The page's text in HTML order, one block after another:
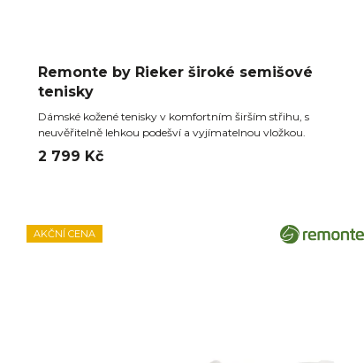
Remonte by Rieker široké semišové
tenisky
Dámské kožené tenisky v komfortním širším střihu, s
neuvěřitelně lehkou podešví a vyjímatelnou vložkou.
2 799 Kč
AKČNÍ CENA